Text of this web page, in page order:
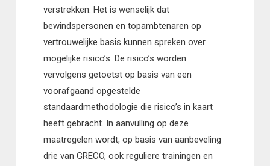
verstrekken. Het is wenselijk dat
bewindspersonen en topambtenaren op
vertrouwelijke basis kunnen spreken over
mogelijke risico’s. De risico’s worden
vervolgens getoetst op basis van een
voorafgaand opgestelde
standaardmethodologie die risico’s in kaart
heeft gebracht. In aanvulling op deze
maatregelen wordt, op basis van aanbeveling
drie van GRECO, ook reguliere trainingen en